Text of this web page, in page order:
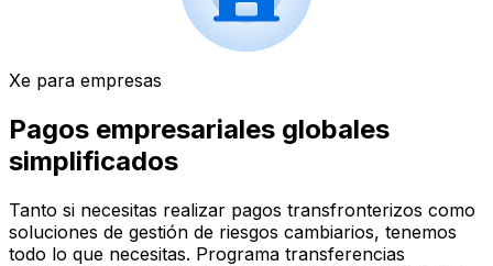
Xe para empresas
Pagos empresariales globales
simplificados
Tanto si necesitas realizar pagos transfronterizos como
soluciones de gestión de riesgos cambiarios, tenemos
todo lo que necesitas. Programa transferencias